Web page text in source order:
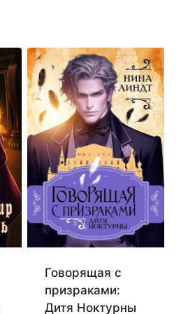
Говорящая с
призраками:
Дитя Ноктурны